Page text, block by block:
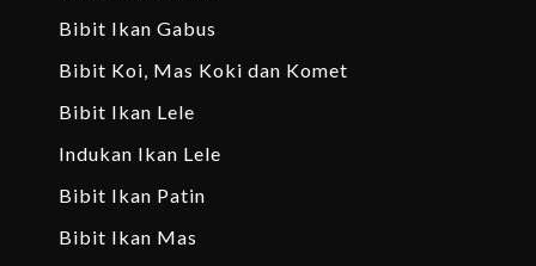
Bibit Ikan Gabus
Bibit Koi, Mas Koki dan Komet
Bibit Ikan Lele
Indukan Ikan Lele
Bibit Ikan Patin
Bibit Ikan Mas